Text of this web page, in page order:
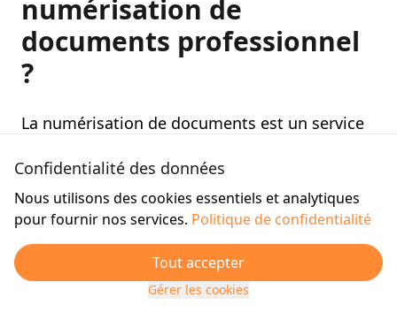
numérisation de
documents professionnel
?
La numérisation de documents est un service
encombrantes en fichiers numériques
sécurisés (PDF, TIFF) grâce à des numériseurs
industriels haute vitesse. Cette technologie,
combinée à la reconnaissance optique de
caractères (OCR) et à l'intelligence artificielle,
Confidentialité des données
Nous utilisons des cookies essentiels et analytiques
pour fournir nos services. Politique de confidentialité
Tout accepter
Gérer les cookies